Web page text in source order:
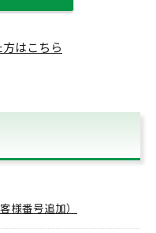
はこちら
様番号追加）